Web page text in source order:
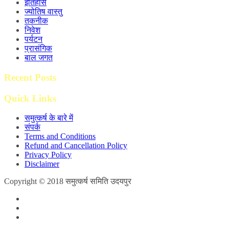
इतिहास
ज्योतिष वास्तु
तकनीक
निवेश
पर्यटन
प्रासंगिक
बाल जगत
Recent Posts
Quick Links
समुत्कर्ष के बारे में
संपर्क
Terms and Conditions
Refund and Cancellation Policy
Privacy Policy
Disclaimer
Copyright © 2018 समुत्कर्ष समिति उदयपुर